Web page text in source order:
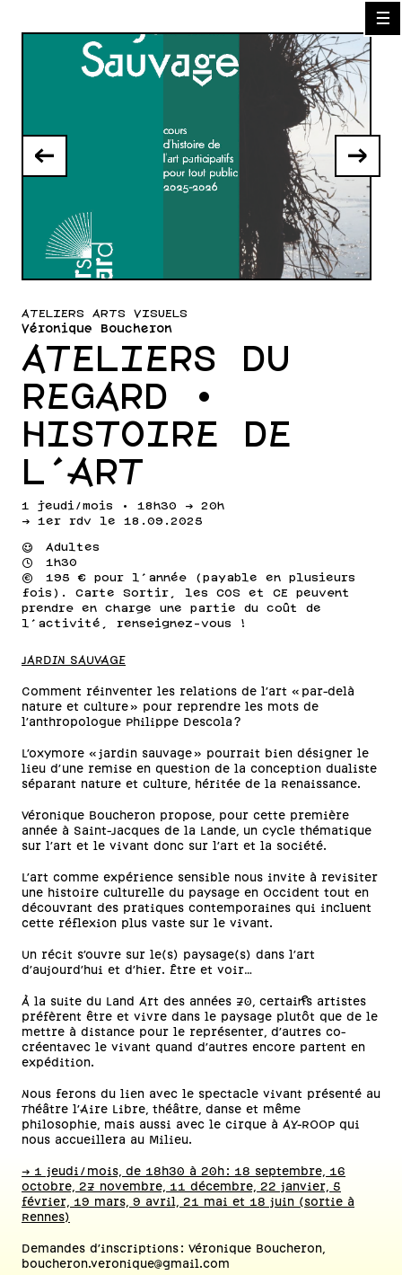
☰
← →
ATELIERS ARTS VISUELS
Véronique Boucheron
ATELIERS DU
REGARD •
HISTOIRE DE
L'ART
1 jeudi/mois • 18h30 -> 20h
-> 1er rdv le 18.09.2025
⌣
Adultes
⌚
1h30
💰
fois). Carte Sortir, les COS et CE peuvent
prendre en charge une partie du coût de
l’activité, renseignez-vous !
JARDIN SAUVAGE
Comment réinventer les relations de l’art « par-delà
nature et culture » pour reprendre les mots de
l’anthropologue Philippe Descola ?
L’oxymore « jardin sauvage » pourrait bien désigner le
lieu d’une remise en question de la conception dualiste
séparant nature et culture, héritée de la Renaissance.
Véronique Boucheron propose, pour cette première
année à Saint-Jacques de la Lande, un cycle thématique
sur l’art et le vivant donc sur l’art et la société.
L’art comme expérience sensible nous invite à revisiter
une histoire culturelle du paysage en Occident tout en
découvrant des pratiques contemporaines qui incluent
cette réflexion plus vaste sur le vivant.
Un récit s’ouvre sur le(s) paysage(s) dans l’art
d’aujourd’hui et d’hier. Être et voir…
À la suite du Land Art des années 70, certain·es artistes
préfèrent être et vivre dans le paysage plutôt que de le
mettre à distance pour le représenter, d’autres co-
créentavec le vivant quand d’autres encore partent en
expédition.
Nous ferons du lien avec le spectacle vivant présenté au
Théâtre l’Aire Libre, théâtre, danse et même
philosophie, mais aussi avec le cirque à AY-ROOP qui
nous accueillera au Milieu.
-> 1 jeudi/mois, de 18h30 à 20h : 18 septembre, 16
octobre, 27 novembre, 11 décembre, 22 janvier, 5
février, 19 mars, 9 avril, 21 mai et 18 juin (sortie à
Rennes)
Demandes d'inscriptions : Véronique Boucheron,
boucheron.veronique@gmail.com